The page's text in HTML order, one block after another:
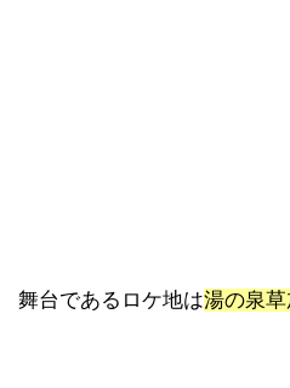
舞台であるロケ地は湯の泉